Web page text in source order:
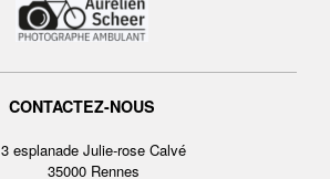
CONTACTEZ-NOUS
3 esplanade Julie-rose Calvé
35000 Rennes